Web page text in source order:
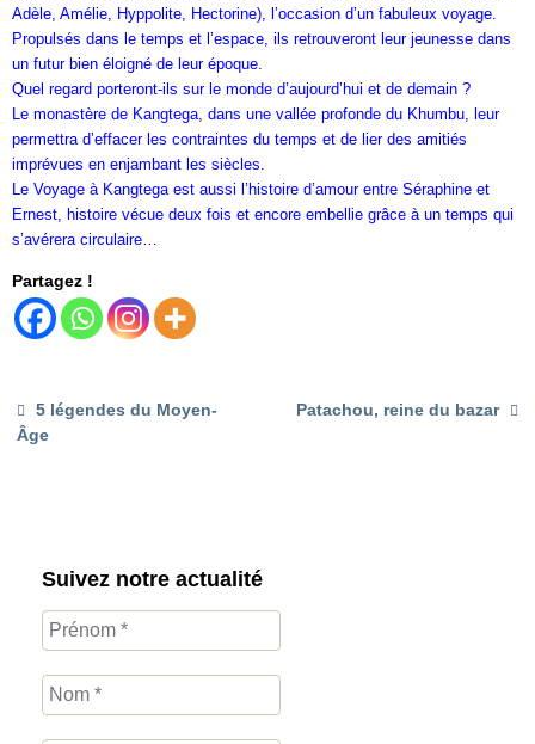
Adèle, Amélie, Hyppolite, Hectorine), l’occasion d’un fabuleux voyage.
Propulsés dans le temps et l’espace, ils retrouveront leur jeunesse dans
un futur bien éloigné de leur époque.
Quel regard porteront-ils sur le monde d’aujourd’hui et de demain ?
Le monastère de Kangtega, dans une vallée profonde du Khumbu, leur
permettra d’effacer les contraintes du temps et de lier des amitiés
imprévues en enjambant les siècles.
Le Voyage à Kangtega est aussi l’histoire d’amour entre Séraphine et
Ernest, histoire vécue deux fois et encore embellie grâce à un temps qui
s’avérera circulaire…
Partagez !
5 légendes du Moyen-
Âge
Patachou, reine du bazar
Suivez notre actualité